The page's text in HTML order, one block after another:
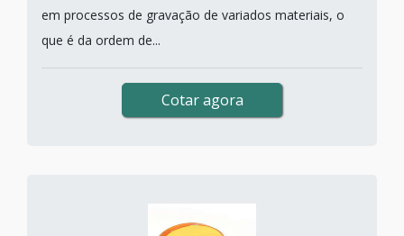
em processos de gravação de variados materiais, o
que é da ordem de...
Cotar agora